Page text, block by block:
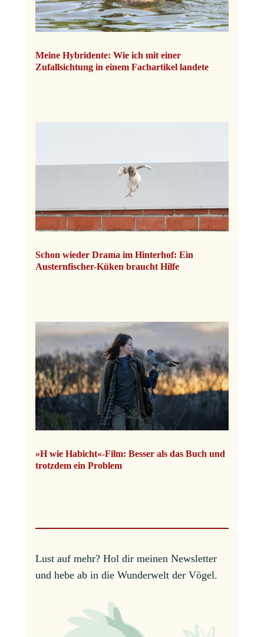
Meine Hybridente: Wie ich mit einer
Zufallsichtung in einem Fachartikel landete
Schon wieder Drama im Hinterhof: Ein
Austernfischer-Küken braucht Hilfe
»H wie Habicht«-Film: Besser als das Buch und
trotzdem ein Problem
Lust auf mehr? Hol dir meinen Newsletter
und hebe ab in die Wunderwelt der Vögel.